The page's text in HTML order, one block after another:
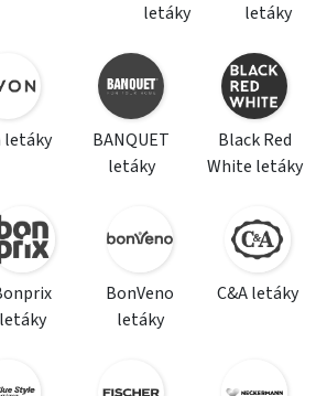
letáky
letáky
letáky
BANQUET
letáky
Black Red
White letáky
letáky
BonVeno
letáky
C&A letáky